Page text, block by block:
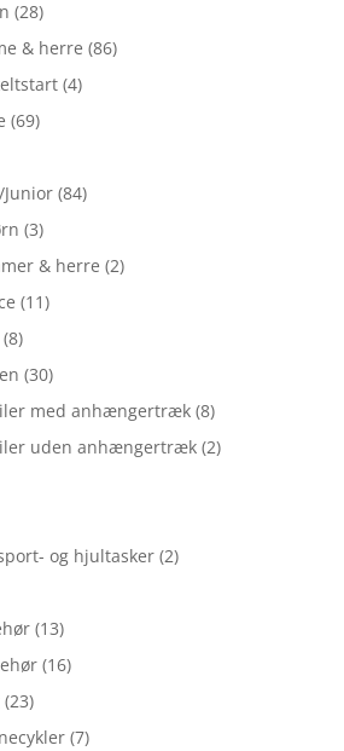
(28)
& herre (86)
(4)
(69)
(84)
(3)
& herre (2)
(11)
(8)
(30)
med anhængertræk (8)
uden anhængertræk (2)
og hjultasker (2)
(13)
(16)
(23)
(7)